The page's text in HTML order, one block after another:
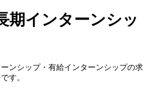
期インターンシッ
ンシップ・有給インターンシップの求
す。